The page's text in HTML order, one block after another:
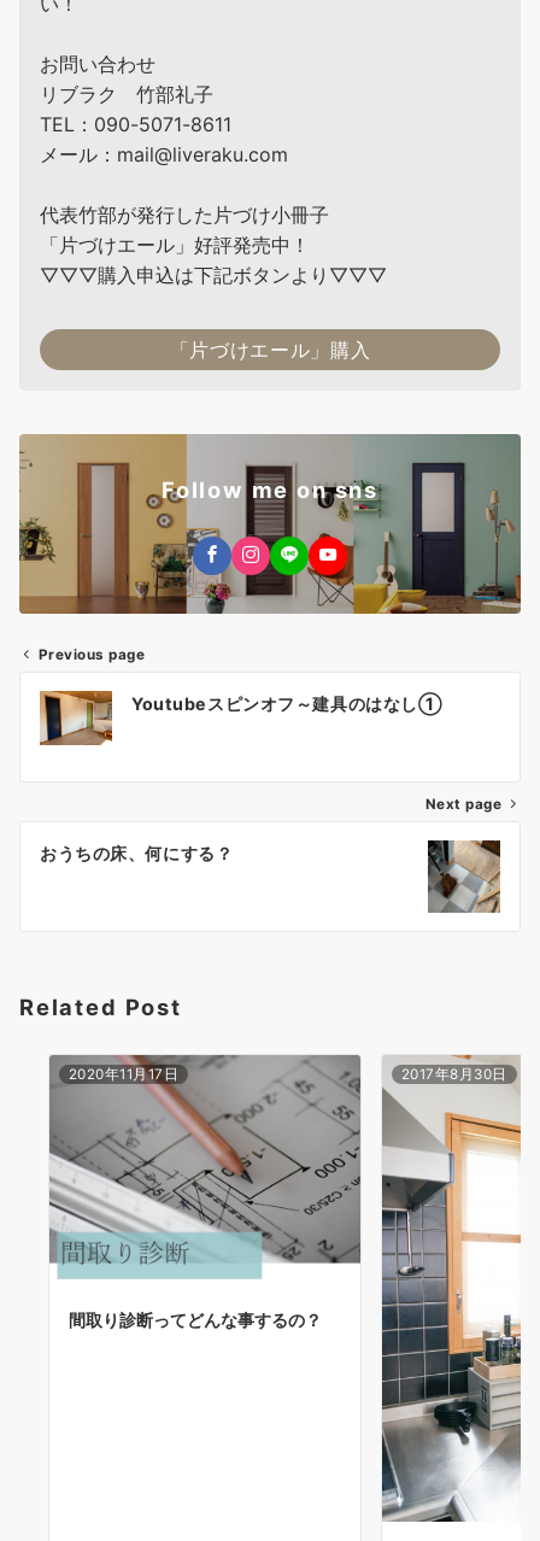
お問い合わせ
リブラク 竹部礼子
TEL：090-5071-8611
メール：mail@liveraku.com
代表竹部が発行した片づけ小冊子
「片づけエール」好評発売中！
▽▽▽購入申込は下記ボタンより▽▽▽
「片づけエール」購入
Follow me on sns
投
稿
ゲ
シ
ン
Previous page
Youtubeスピンオフ～建具のはなし①
Next page
おうちの床、何にする？
Related Post
2020年11月17日
間取り診断ってどんな事するの？
2017年8月30日